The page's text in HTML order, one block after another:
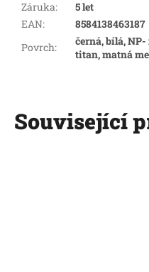
Záruka:
5 let
EAN:
8584138463187
Povrch:
černá, bílá,
titan, matná
Související